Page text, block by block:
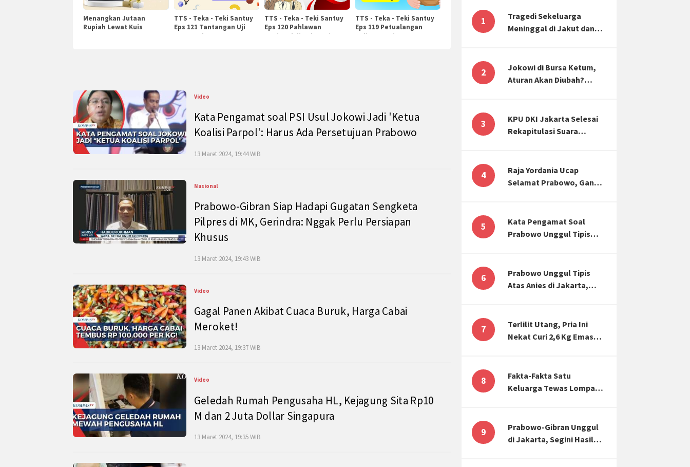
Menangkan Jutaan
Rupiah Lewat Kuis
TTS - Teka - Teki Santuy
Eps 121 Tantangan Uji
Pengetahuan
TTS - Teka - Teki Santuy
Eps 120 Pahlawan
Nasional di Indonesia
TTS - Teka - Teki Santuy
Eps 119 Petualangan
Kuliner Dunia
Video
Kata Pengamat soal PSI Usul Jokowi Jadi 'Ketua
Koalisi Parpol': Harus Ada Persetujuan Prabowo
13 Maret 2024, 19:44 WIB
Nasional
Prabowo-Gibran Siap Hadapi Gugatan Sengketa
Pilpres di MK, Gerindra: Nggak Perlu Persiapan
Khusus
13 Maret 2024, 19:43 WIB
Video
Gagal Panen Akibat Cuaca Buruk, Harga Cabai
Meroket!
13 Maret 2024, 19:37 WIB
Video
Geledah Rumah Pengusaha HL, Kejagung Sita Rp10
M dan 2 Juta Dollar Singapura
13 Maret 2024, 19:35 WIB
1
Tragedi Sekeluarga
Meninggal di Jakut dan
Mental-Finansial
2
Jokowi di Bursa Ketum,
Aturan Akan Diubah?
3
KPU DKI Jakarta Selesai
Rekapitulasi Suara
Ganjar
4
Raja Yordania Ucap
Selamat Prabowo, Ganjar
3 NEWS]
5
Kata Pengamat Soal
Prabowo Unggul Tipis
Effect
6
Prabowo Unggul Tipis
Atas Anies di Jakarta,
7
Terlilit Utang, Pria Ini
Nekat Curi 2,6 Kg Emas
8
Fakta-Fakta Satu
Keluarga Tewas Lompat
Kening
9
Prabowo-Gibran Unggul
di Jakarta, Segini Hasil